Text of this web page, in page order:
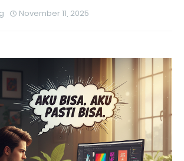
November 11, 2025